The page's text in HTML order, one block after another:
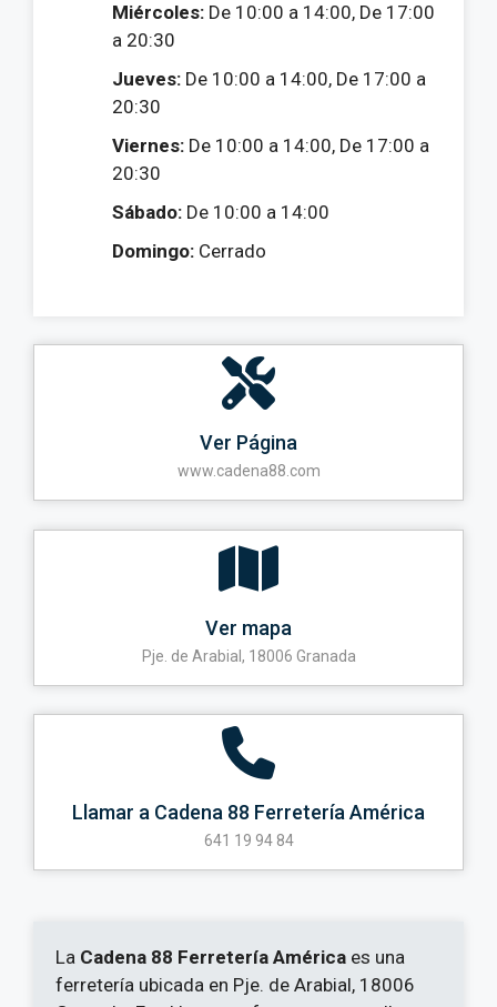
Miércoles: De 10:00 a 14:00, De 17:00
a 20:30
Jueves: De 10:00 a 14:00, De 17:00 a
20:30
Viernes: De 10:00 a 14:00, De 17:00 a
20:30
Sábado: De 10:00 a 14:00
Domingo: Cerrado
Ver Página
www.cadena88.com
Ver mapa
Pje. de Arabial, 18006 Granada
Llamar a Cadena 88 Ferretería América
641 19 94 84
La Cadena 88 Ferretería América es una
ferretería ubicada en Pje. de Arabial, 18006